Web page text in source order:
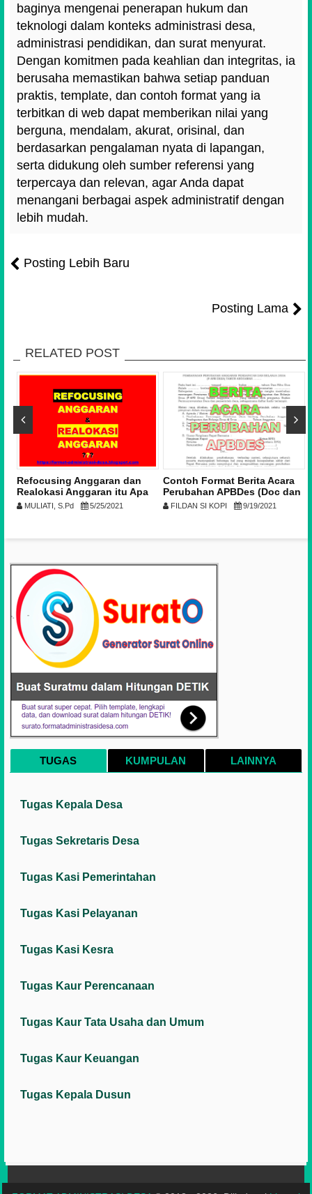
baginya mengenai penerapan hukum dan
teknologi dalam konteks administrasi desa,
administrasi pendidikan, dan surat menyurat.
Dengan komitmen pada keahlian dan integritas, ia
berusaha memastikan bahwa setiap panduan
praktis, template, dan contoh format yang ia
terbitkan di web dapat memberikan nilai yang
berguna, mendalam, akurat, orisinal, dan
berdasarkan pengalaman nyata di lapangan,
serta didukung oleh sumber referensi yang
terpercaya dan relevan, agar Anda dapat
menangani berbagai aspek administratif dengan
lebih mudah.
Posting Lebih Baru
Posting Lama
RELATED POST
Refocusing Anggaran dan
Realokasi Anggaran itu Apa
Artinya?
MULIATI, S.Pd 5/25/2021
Contoh Format Berita Acara
Perubahan APBDes (Doc dan
PDF)
FILDAN SI KOPI 9/19/2021
TUGAS KUMPULAN LAINNYA
Tugas Kepala Desa
Tugas Sekretaris Desa
Tugas Kasi Pemerintahan
Tugas Kasi Pelayanan
Tugas Kasi Kesra
Tugas Kaur Perencanaan
Tugas Kaur Tata Usaha dan Umum
Tugas Kaur Keuangan
Tugas Kepala Dusun